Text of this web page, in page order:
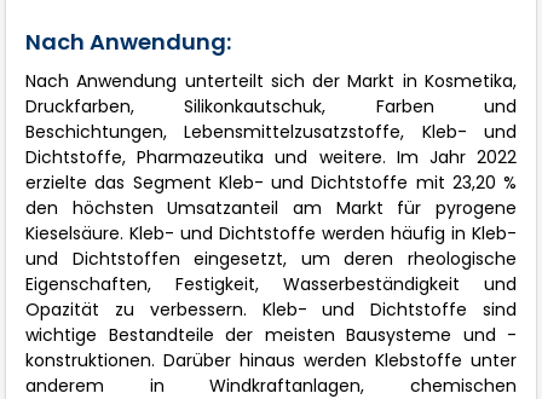
Nach Anwendung:
Nach Anwendung unterteilt sich der Markt in Kosmetika,
Druckfarben, Silikonkautschuk, Farben und
Beschichtungen, Lebensmittelzusatzstoffe, Kleb- und
Dichtstoffe, Pharmazeutika und weitere. Im Jahr 2022
erzielte das Segment Kleb- und Dichtstoffe mit 23,20 %
den höchsten Umsatzanteil am Markt für pyrogene
Kieselsäure. Kleb- und Dichtstoffe werden häufig in Kleb-
und Dichtstoffen eingesetzt, um deren rheologische
Eigenschaften, Festigkeit, Wasserbeständigkeit und
Opazität zu verbessern. Kleb- und Dichtstoffe sind
wichtige Bestandteile der meisten Bausysteme und -
konstruktionen. Darüber hinaus werden Klebstoffe unter
anderem in Windkraftanlagen, chemischen